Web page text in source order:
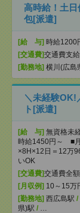
高時給！土
包[派遣]
[給 与] 時給1200
[交通費]交通費支
[勤務地] 横川(広島
＼未経験OK!
ト[派遣]
[給 与] 無資格未
時給1450円～ ■
×8H×12日＝12万
いOK
[交通費]交通費全
[月収例] 10～15万
[勤務地] 西広島駅 /
県)駅 / …